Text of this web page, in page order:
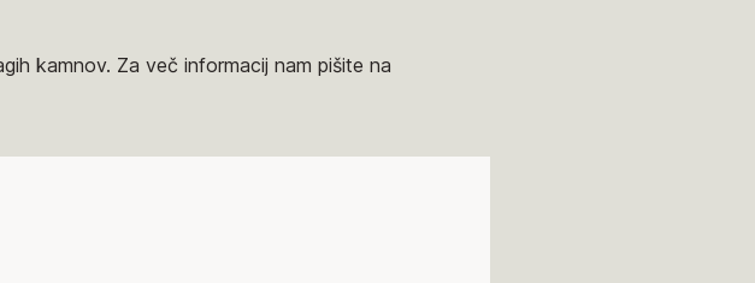
kamnov. Za več informacij nam pišite na